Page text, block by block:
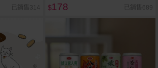
已銷售314 $178 已銷售689